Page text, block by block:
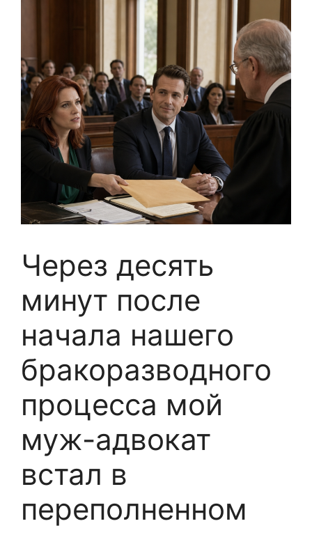
Через десять
минут после
начала нашего
бракоразводного
процесса мой
муж-адвокат
встал в
переполненном